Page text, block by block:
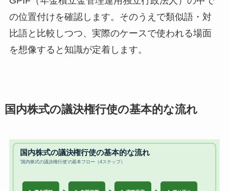
の位置付けを確認します。そのうえで類似語・対
比語と比較しつつ、実際のケースで使われる場面
を想像すると知識が定着します。
国内株式の議決権行使の基本的な流れ